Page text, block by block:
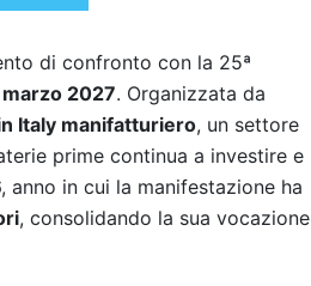
di confronto con la 25ª
marzo 2027. Organizzata da
Italy manifatturiero, un settore
prime continua a investire e
in cui la manifestazione ha
, consolidando la sua vocazione